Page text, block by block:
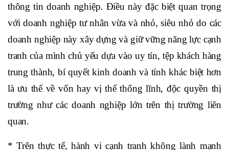
thông tin doanh nghiệp. Điều này đặc biệt quan trọng
với doanh nghiệp tư nhân vừa và nhỏ, siêu nhỏ do các
doanh nghiệp này xây dựng và giữ vững năng lực cạnh
tranh của mình chủ yếu dựa vào uy tín, tệp khách hàng
trung thành, bí quyết kinh doanh và tính khác biệt hơn
là ưu thế về vốn hay vị thế thống lĩnh, độc quyền thị
trường như các doanh nghiệp lớn trên thị trường liên
quan.
* Trên thực tế, hành vi cạnh tranh không lành mạnh